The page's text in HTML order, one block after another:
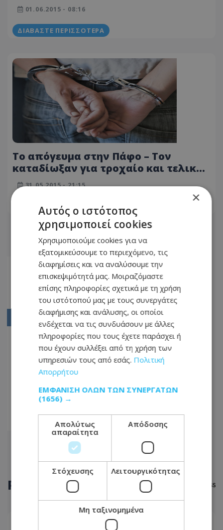
01.06.2015 - 08:16
ΔΙΑΒΆΣΤΕ ΠΕΡΙΣΣΌΤΕΡΑ
Το απόγευμα στην Πάφο – Τον
καταδίωξαν για τροχαίο και τελικά
βρήκαν άλλα στο ταμπλό του
αυτοκινήτου
31.05.2015 - 21:15
ΔΙΑΒΆΣΤΕ ΠΕΡΙΣΣΌΤΕΡΑ
Αρχική
4178
4179
4181
4182
4216
ΡΟΗ ΕΙΔΗΣΕΩΝ
×
Αυτός ο ιστότοπος
χρησιμοποιεί cookies
Χρησιμοποιούμε cookies για να
εξατομικεύσουμε το περιεχόμενο, τις
διαφημίσεις και να αναλύσουμε την
επισκεψιμότητά μας. Μοιραζόμαστε
επίσης πληροφορίες σχετικά με τη χρήση
του ιστότοπού μας με τους συνεργάτες
διαφήμισης και ανάλυσης, οι οποίοι
ενδέχεται να τις συνδυάσουν με άλλες
πληροφορίες που τους έχετε παράσχει ή
που έχουν συλλέξει από τη χρήση των
υπηρεσιών τους από εσάς. Πολιτική
Απορρήτου
ΕΜΦΆΝΙΣΗ ΌΛΩΝ ΤΩΝ ΣΥΝΕΡΓΑΤΏΝ
(1656) →
Απολύτως
απαραίτητα
Απόδοσης
Στόχευσης Λειτουργικότητας
Μη ταξινομημένα